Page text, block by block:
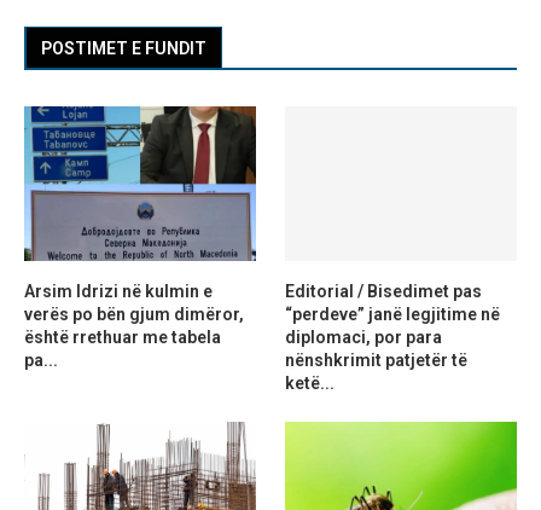
POSTIMET E FUNDIT
Arsim Idrizi në kulmin e
verës po bën gjum dimëror,
është rrethuar me tabela
pa...
Editorial / Bisedimet pas
“perdeve” janë legjitime në
diplomaci, por para
nënshkrimit patjetër të
ketë...